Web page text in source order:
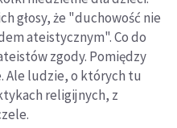
głosy, że "duchowość nie
ateistycznym". Co do
zgody. Pomiędzy
Ale ludzie, o których tu
religijnych, z